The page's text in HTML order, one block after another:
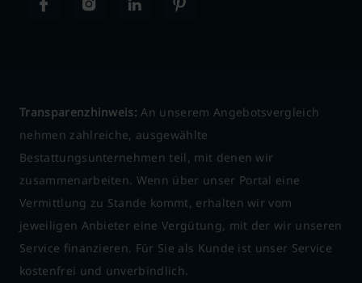
Transparenzhinweis: An unserem Angebotsvergleich
nehmen zahlreiche, ausgewählte
Bestattungsunternehmen teil, mit denen wir
zusammenarbeiten. Wenn über unser Portal eine
Vermittlung zu Stande kommt, erhalten wir vom
jeweiligen Anbieter eine Vergütung, mit der wir unseren
Service finanzieren. Für Sie als Kunde ist unser Service
kostenfrei und unverbindlich.